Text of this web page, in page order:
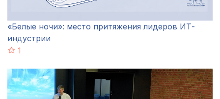
«Белые ночи»: место притяжения лидеров ИТ-
индустрии
1